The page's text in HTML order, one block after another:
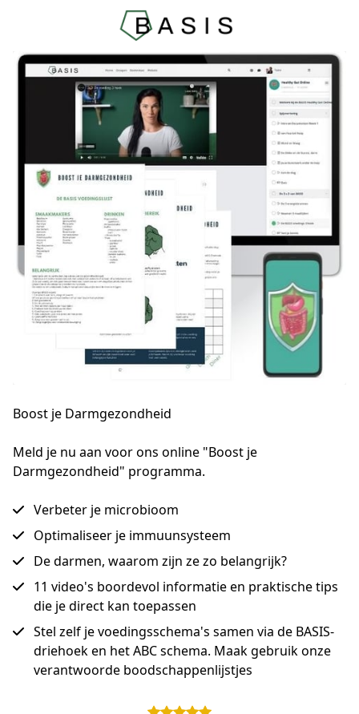
Boost je Darmgezondheid
Meld je nu aan voor ons online "Boost je
Darmgezondheid" programma.
Verbeter je microbioom
Optimaliseer je immuunsysteem
De darmen, waarom zijn ze zo belangrijk?
11 video's boordevol informatie en praktische tips
die je direct kan toepassen
Stel zelf je voedingsschema's samen via de BASIS-
driehoek en het ABC schema. Maak gebruik onze
verantwoorde boodschappenlijstjes